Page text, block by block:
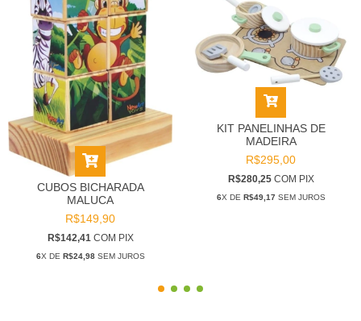
CUBOS BICHARADA
MALUCA
R$149,90
R$142,41 COM PIX
6X DE R$24,98SEM JUROS
KIT PANELINHAS DE
MADEIRA
R$295,00
R$280,25 COM PIX
6X DE R$49,17SEM JUROS